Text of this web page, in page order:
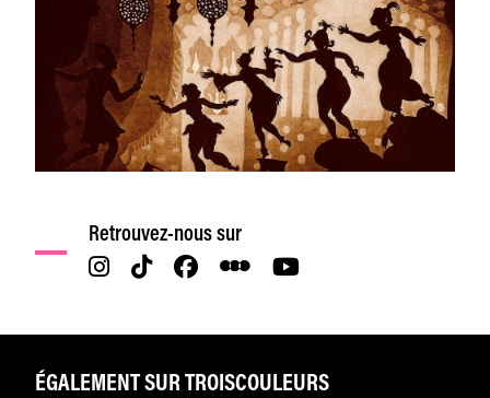
Retrouvez-nous sur
ÉGALEMENT SUR TROISCOULEURS